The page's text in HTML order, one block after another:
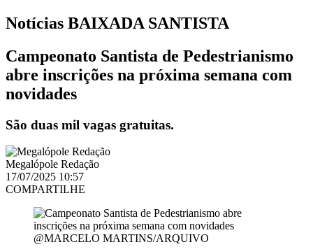
Notícias BAIXADA SANTISTA
Campeonato Santista de Pedestrianismo
abre inscrições na próxima semana com
novidades
São duas mil vagas gratuitas.
Megalópole Redação
17/07/2025 10:57
COMPARTILHE
@MARCELO MARTINS/ARQUIVO